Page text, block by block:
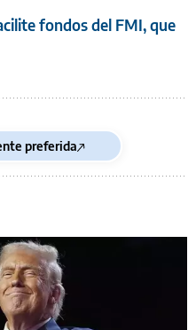
fondos del FMI, que
preferida